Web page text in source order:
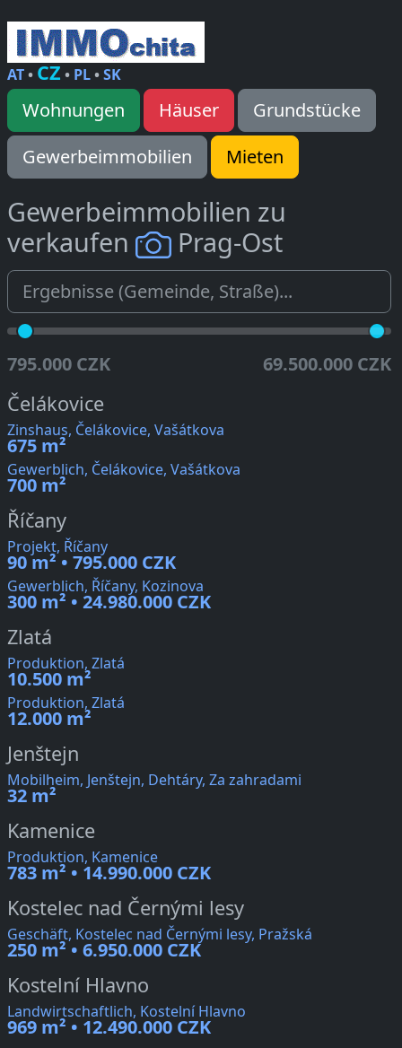
AT• CZ • PL•SK
Wohnungen Häuser
Grundstücke
Gewerbeimmobilien
Mieten
Gewerbeimmobilien zu
verkaufen
Prag-Ost
795.000 CZK 69.500.000 CZK
Čelákovice
Zinshaus, Čelákovice, Vašátkova
675 m²
Gewerblich, Čelákovice, Vašátkova
700 m²
Říčany
Projekt, Říčany
90 m² • 795.000 CZK
Gewerblich, Říčany, Kozinova
300 m² • 24.980.000 CZK
Zlatá
Produktion, Zlatá
10.500 m²
Produktion, Zlatá
12.000 m²
Jenštejn
Mobilheim, Jenštejn, Dehtáry, Za zahradami
32 m²
Kamenice
Produktion, Kamenice
783 m² • 14.990.000 CZK
Kostelec nad Černými lesy
Geschäft, Kostelec nad Černými lesy, Pražská
250 m² • 6.950.000 CZK
Kostelní Hlavno
Landwirtschaftlich, Kostelní Hlavno
969 m² • 12.490.000 CZK